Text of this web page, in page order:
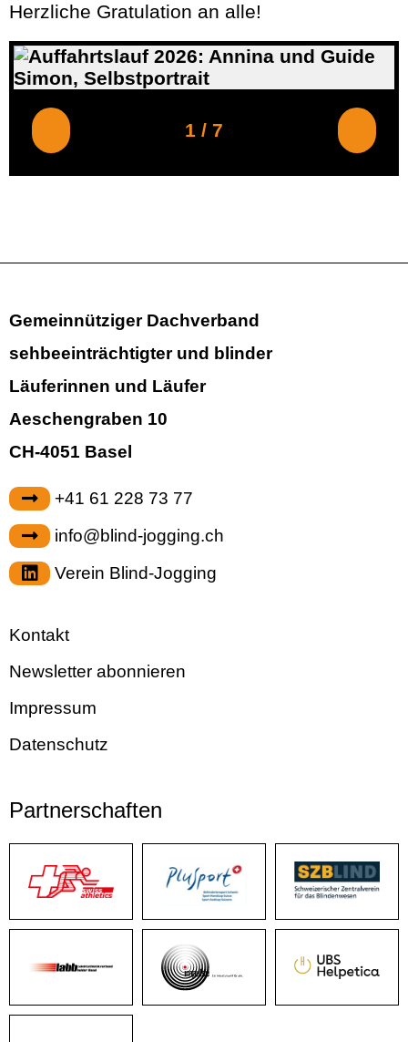
Herzliche Gratulation an alle!
1 / 7
o
t
e
r
Gemeinnütziger Dachverband
sehbeeinträchtigter und blinder
Läuferinnen und Läufer
Aeschengraben 10
CH-4051 Basel
+41 61 228 73 77
info@blind-jogging.ch
Verein Blind-Jogging
Kontakt
Newsletter abonnieren
Impressum
Datenschutz
Partnerschaften